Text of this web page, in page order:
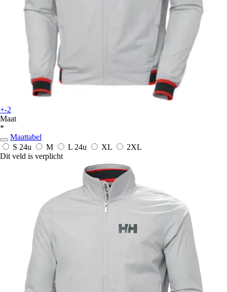
+-2
Maat
*
Maattabel
S 24u M L 24u XL
2XL
Dit veld is verplicht